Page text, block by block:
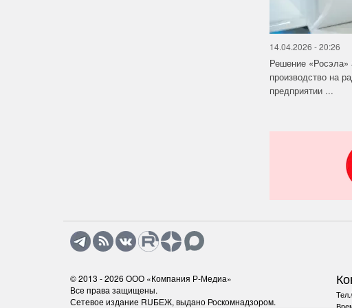
14.04.2026 - 20:26
Решение «Росэла»
производство на
предприятии ...
© 2013 - 2026 ООО «Компания Р-Медиа»
Все права защищены.
Сетевое издание RUБЕЖ, выдано Роскомнадзором.